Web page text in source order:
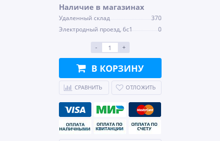
Наличие в магазинах
Удаленный склад
370
Электродный проезд, 6с1
0
- +
В КОРЗИНУ
СРАВНИТЬ ОТЛОЖИТЬ